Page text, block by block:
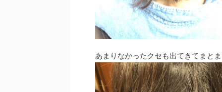
あまりなかったクセも出てきてまと